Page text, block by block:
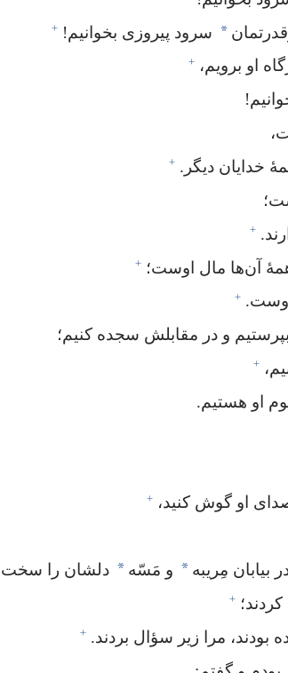
* سرود پیروزی بخوانیم!‏ +
او برویم،‏ +
خدایان دیگر.‏ +
+
همهٔ آن‌ها مال اوست؛‏ +
+
بپرستیم و در مقابلش سجده کنیم؛‏
+
او هستیم.‏
او گوش کنید،‏ +
مِریبه * و مَسّه * دلشان را سخت
+
بودند،‏ مرا زیر سؤال بردند.‏ +